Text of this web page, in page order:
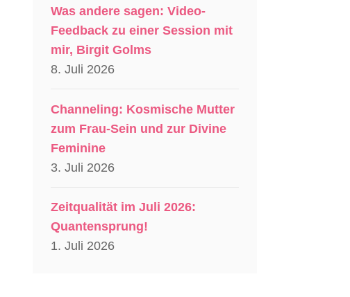
Was andere sagen: Video-
Feedback zu einer Session mit
mir, Birgit Golms
8. Juli 2026
Channeling: Kosmische Mutter
zum Frau-Sein und zur Divine
Feminine
3. Juli 2026
Zeitqualität im Juli 2026:
Quantensprung!
1. Juli 2026